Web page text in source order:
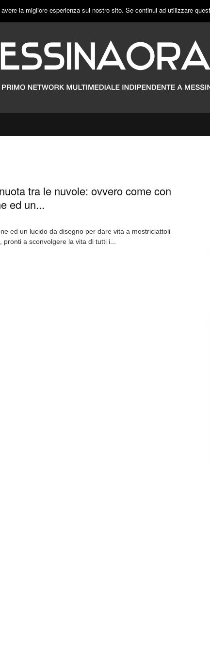
tra le nuvole: ovvero come con
ed un...
ed un lucido da disegno per dare vita a mostriciattoli
a sconvolgere la vita di tutti i...
la migliore esperienza sul nostro sito. Se continui ad utilizzare